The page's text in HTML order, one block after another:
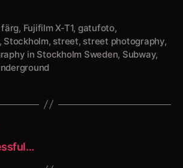
färg, Fujifilm X-T1, gatufoto,
, Stockholm, street, street photography,
in Stockholm Sweden, Subway,